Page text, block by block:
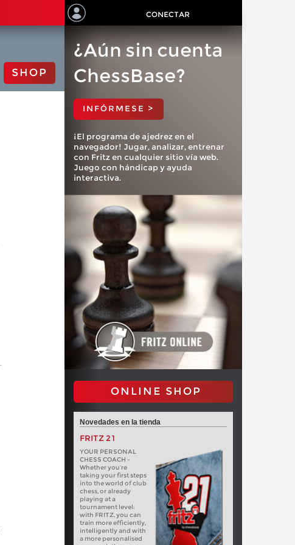
CONECTAR
SHOP
¿Aún sin cuenta
ChessBase?
INFÓRMESE >
¡El programa de ajedrez en el
navegador! Jugar, analizar, entrenar
con Fritz en cualquier sitio vía web.
Juego con hándicap y ayuda
interactiva.
ONLINE SHOP
Novedades en la tienda
FRITZ 21
YOUR PERSONAL
CHESS COACH -
Whether you’re
taking your first steps
into the world of club
chess, or already
playing at a
tournament level:
with FRITZ, you can
train more efficiently,
intelligently and with
a more personalised